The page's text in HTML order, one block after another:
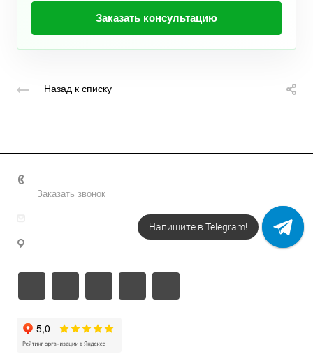
Заказать консультацию
Назад к списку
Заказать звонок
info@metodsmirnova.ru
Напишите в Telegram!